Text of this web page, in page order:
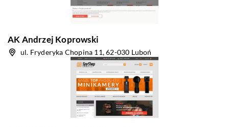
AK Andrzej Koprowski
ul. Fryderyka Chopina 11, 62-030 Luboń